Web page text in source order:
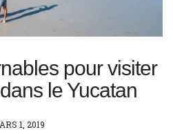
pour visiter
le Yucatan
1, 2019